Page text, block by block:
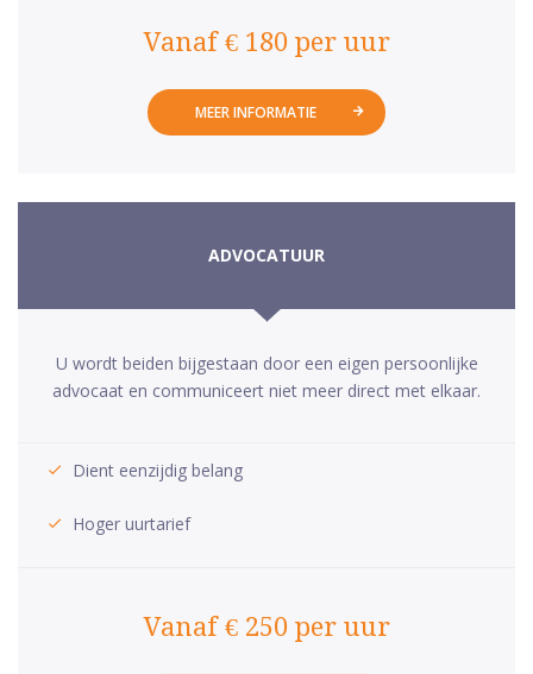
Vanaf € 180 per uur
MEER INFORMATIE
ADVOCATUUR
U wordt beiden bijgestaan door een eigen persoonlijke
advocaat en communiceert niet meer direct met elkaar.
Dient eenzijdig belang
Hoger uurtarief
Vanaf € 250 per uur